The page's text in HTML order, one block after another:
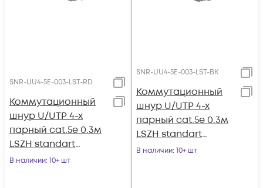
SNR-UU4-5E-003-LST-RD
Коммутационный
шнур U/UTP 4-х
парный cat.5e 0.3м
LSZH standart
красный
В наличии: 10+ шт
SNR-UU4-5E-003-LST-BK
Коммутационный
шнур U/UTP 4-х
парный cat.5e 0.3м
LSZH standart
чёрный
В наличии: 10+ шт